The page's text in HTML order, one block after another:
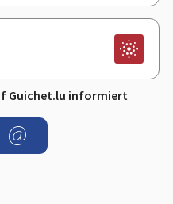
Guichet.lu informiert